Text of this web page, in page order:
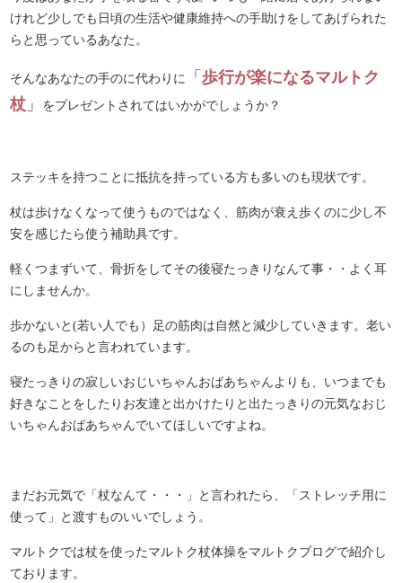
けれど少しでも日頃の生活や健康維持への手助けをしてあげられた
らと思っているあなた。
そんなあなたの手のに代わりに 「歩行が楽になるマルトク
杖 」 をプレゼントされてはいかがでしょうか？
ステッキを持つことに抵抗を持っている方も多いのも現状です。
杖は歩けなくなって使うものではなく、筋肉が衰え歩くのに少し不
安を感じたら使う補助具です。
軽くつまずいて、骨折をしてその後寝たっきりなんて事・・よく耳
にしませんか。
歩かないと(若い人でも）足の筋肉は自然と減少していきます。老い
るのも足からと言われています。
寝たっきりの寂しいおじいちゃんおばあちゃんよりも、いつまでも
好きなことをしたりお友達と出かけたりと出たっきりの元気なおじ
いちゃんおばあちゃんでいてほしいですよね。
まだお元気で「杖なんて・・・」と言われたら、「ストレッチ用に
使って」と渡すものいいでしょう。
マルトクでは杖を使ったマルトク杖体操をマルトクブログで紹介し
ております。